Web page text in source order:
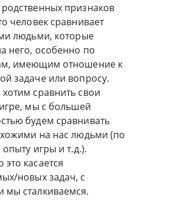
родственных признаков
человек сравнивает
людьми, которые
него, особенно по
имеющим отношение к
задаче или вопросу.
сравнить свои
мы с большей
будем сравнивать
на нас людьми (по
опыту игры и т.д.).
касается
новых задач, с
мы сталкиваемся.